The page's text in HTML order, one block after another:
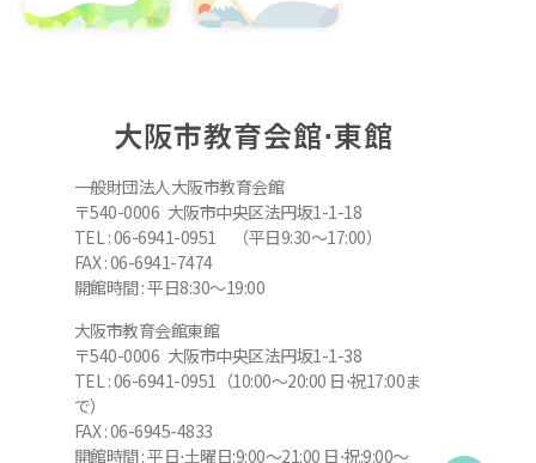
大阪市教育会館⋅東館
一般財団法人大阪市教育会館
〒540-0006 大阪市中央区法円坂1-1-18
TEL : 06-6941-0951 （平日9:30～17:00）
FAX : 06-6941-7474
開館時間 : 平日8:30～19:00
大阪市教育会館東館
〒540-0006 大阪市中央区法円坂1-1-38
TEL : 06-6941-0951（10:00～20:00 日⋅祝17:00ま
で）
FAX : 06-6945-4833
開館時間 : 平日⋅土曜日:9:00～21:00 日⋅祝:9:00～